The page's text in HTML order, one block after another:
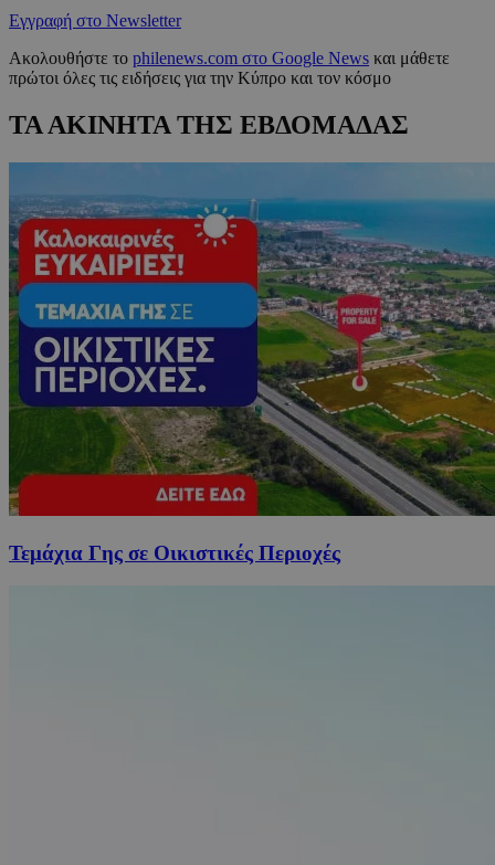
Εγγραφή στο Newsletter
Ακολουθήστε το philenews.com στο Google News και μάθετε
πρώτοι όλες τις ειδήσεις για την Κύπρο και τον κόσμο
ΤΑ ΑΚΙΝΗΤΑ ΤΗΣ ΕΒΔΟΜΑΔΑΣ
Τεμάχια Γης σε Οικιστικές Περιοχές